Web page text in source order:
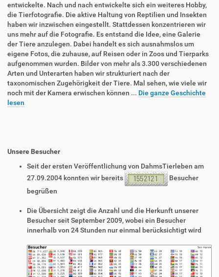
entwickelte. Nach und nach entwickelte sich ein weiteres Hobby,
die Tierfotografie. Die aktive Haltung von Reptilien und Insekten
haben wir inzwischen eingestellt. Stattdessen konzentrieren wir
uns mehr auf die Fotografie. Es entstand die Idee, eine Galerie
der Tiere anzulegen. Dabei handelt es sich ausnahmslos um
eigene Fotos, die zuhause, auf Reisen oder in Zoos und Tierparks
aufgenommen wurden. Bilder von mehr als 3.300 verschiedenen
Arten und Unterarten haben wir strukturiert nach der
taxonomischen Zugehörigkeit der Tiere. Mal sehen, wie viele wir
noch mit der Kamera erwischen können ... Die ganze Geschichte
lesen
Unsere Besucher
Seit der ersten Veröffentlichung von DahmsTierleben am
27.09.2004 konnten wir bereits
Besucher
begrüßen
Die Übersicht zeigt die Anzahl und die Herkunft unserer
Besucher seit September 2009, wobei ein Besucher
innerhalb von 24 Stunden nur einmal berücksichtigt wird